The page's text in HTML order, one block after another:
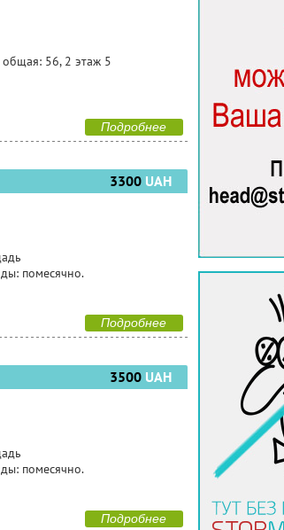
общая: 56, 2 этаж 5
Подробнее
3300UAH
помесячно.
Подробнее
3500UAH
помесячно.
Подробнее